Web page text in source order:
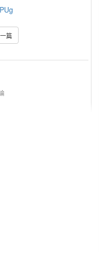
篇